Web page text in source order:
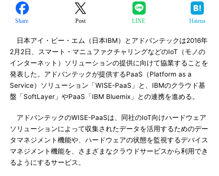
Share Post LINE Hatena
日本アイ・ビー・エム（日本IBM）とアドバンテックは2016年
2月2日、スマート・マニュファクチャリングなどのIoT（モノの
インターネット）ソリューションの提供に向けて協業することを
発表した。アドバンテックが提供するPaaS（Platform as a
Service）ソリューション「WISE-PaaS」と、IBMのクラウド基
盤「SoftLayer」やPaaS「IBM Bluemix」との連携を進める。
アドバンテックのWISE-PaaSは、同社のIoT向けハードウェア
ソリューションによって収集されたデータを活用するためのデー
タマネジメント機能や、ハードウェアの状態を監視するデバイス
マネジメント機能を、さまざまなクラウドサービスから利用でき
るようにするサービス。